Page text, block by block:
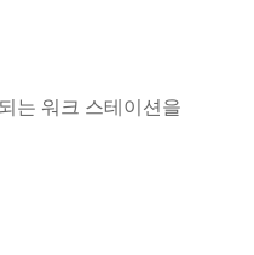
는 워크 스테이션을